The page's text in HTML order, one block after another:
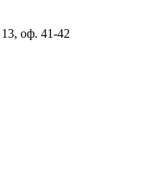
оф. 41-42